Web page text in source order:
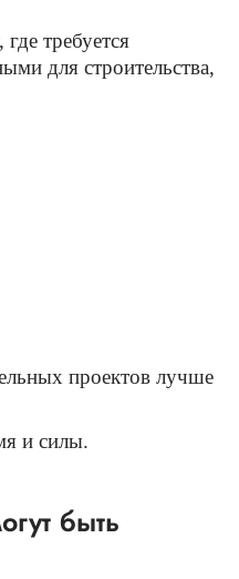
требуется
для строительства,
проектов лучше
и силы.
быть